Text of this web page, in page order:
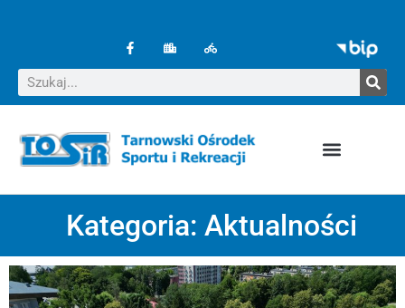
Kategoria: Aktualności